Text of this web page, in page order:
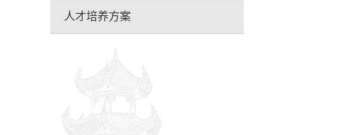
人才培养方案